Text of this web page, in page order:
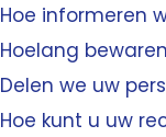
Hoe informeren
Hoelang
Delen we uw
Hoe kunt u uw